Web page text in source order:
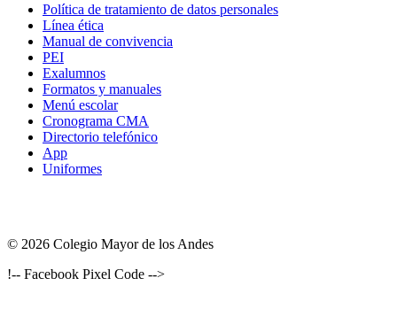
Política de tratamiento de datos personales
Línea ética
Manual de convivencia
PEI
Exalumnos
Formatos y manuales
Menú escolar
Cronograma CMA
Directorio telefónico
App
Uniformes
© 2026 Colegio Mayor de los Andes
!-- Facebook Pixel Code -->